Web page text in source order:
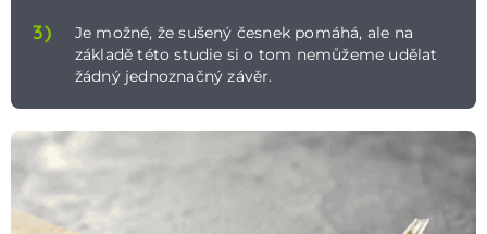
3)
Je možné, že sušený česnek pomáhá, ale na
základě této studie si o tom nemůžeme udělat
žádný jednoznačný závěr.